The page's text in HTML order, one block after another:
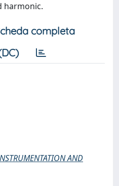
harmonic.
completa
AND